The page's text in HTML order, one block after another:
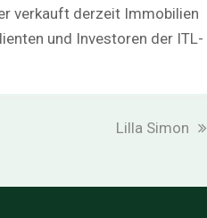
verkauft derzeit Immobilien
und Investoren der ITL-
Nächster
Lilla Simon